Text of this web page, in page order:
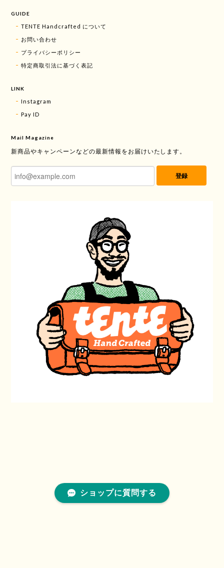
GUIDE
TENTE Handcrafted について
お問い合わせ
プライバシーポリシー
特定商取引法に基づく表記
LINK
Instagram
Pay ID
Mail Magazine
新商品やキャンペーンなどの最新情報をお届けいたします。
登録
ショップに質問する